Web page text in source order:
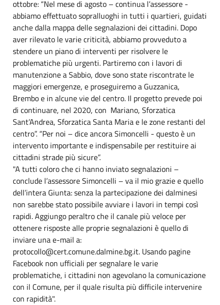
ottobre: “Nel mese di agosto – continua l’assessore -
abbiamo effettuato sopralluoghi in tutti i quartieri, guidati
anche dalla mappa delle segnalazioni dei cittadini. Dopo
aver rilevato le varie criticità, abbiamo provveduto a
stendere un piano di interventi per risolvere le
problematiche più urgenti. Partiremo con i lavori di
manutenzione a Sabbio, dove sono state riscontrate le
maggiori emergenze, e proseguiremo a Guzzanica,
Brembo e in alcune vie del centro. Il progetto prevede poi
di continuare, nel 2020, con Mariano, Sforzatica
Sant’Andrea, Sforzatica Santa Maria e le zone restanti del
centro”. “Per noi – dice ancora Simoncelli - questo è un
intervento importante e indispensabile per restituire ai
cittadini strade più sicure”.
"A tutti coloro che ci hanno inviato segnalazioni –
conclude l’assessore Simoncelli – va il mio grazie e quello
dell’intera Giunta: senza la partecipazione dei dalminesi
non sarebbe stato possibile avviare i lavori in tempi così
rapidi. Aggiungo peraltro che il canale più veloce per
ottenere risposte alle proprie segnalazioni è quello di
inviare una e-mail a:
protocollo@cert.comune.dalmine.bg.it. Usando pagine
Facebook non ufficiali per segnalare le varie
problematiche, i cittadini non agevolano la comunicazione
con il Comune, per il quale risulta più difficile intervenire
con rapidità".